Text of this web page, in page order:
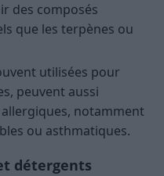
des composés
que les terpènes ou
utilisées pour
peuvent aussi
notamment
ou asthmatiques.
détergents